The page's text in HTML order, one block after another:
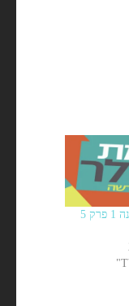
צומת מילר עונה 1 פרק 5